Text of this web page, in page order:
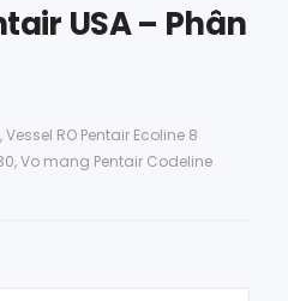
USA – Phân
,Vessel RO Pentair Ecoline 8
,Vo mang Pentair Codeline